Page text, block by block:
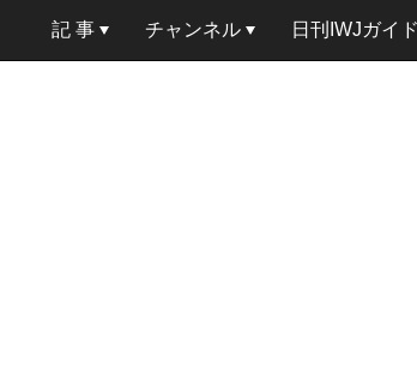
記 事 チャンネル 日刊IWJガイ